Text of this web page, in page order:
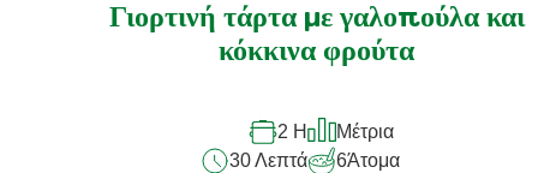
αξιολογήσεις
για
recipe
Γιορτινή τάρτα με γαλοπούλα και
κόκκινα φρούτα
2 H
Μέτρια
30 Λεπτά
6Άτομα